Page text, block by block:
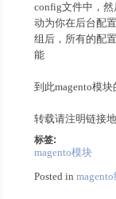
config文件中，
动为你在后台配
组后，所有的配
能
到此magento模
转载请注明链接
标签:
magento模块
Posted in